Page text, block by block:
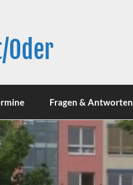
Oder
Fragen & Antworten